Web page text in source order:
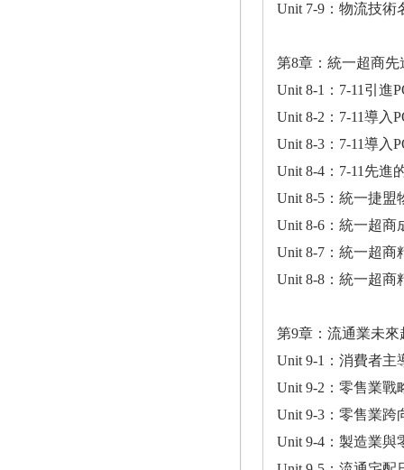
Unit 7-9：物流技
第8章：統一超商先
Unit 8-1：7-11引進
Unit 8-2：7-11導入
Unit 8-3：7-11導入
Unit 8-4：7-11先進
Unit 8-5：統一捷盟
Unit 8-6：統一超商
Unit 8-7：統一超商
Unit 8-8：統一超商
第9章：流通業未來
Unit 9-1：消費者主
Unit 9-2：零售業戰
Unit 9-3：零售業跨
Unit 9-4：製造業與